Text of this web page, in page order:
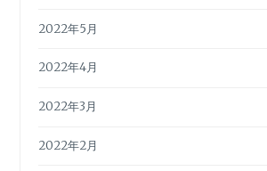
2022年5月
2022年4月
2022年3月
2022年2月